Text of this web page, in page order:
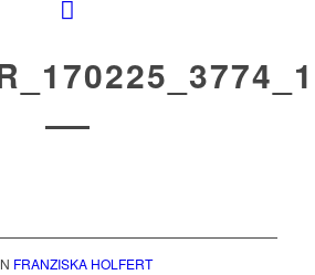
FRANZISKA HOLFERT